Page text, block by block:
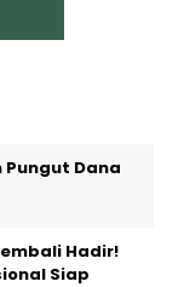
Dana
Hadir!
Siap